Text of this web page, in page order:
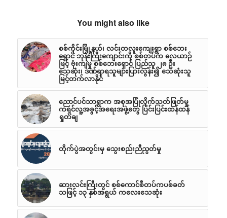
You might also like
စစ်ကိုင်းမြို့နယ်၊ လင်းတလူးကျေးရွာ စစ်ဘေး
ရှောင် ဘုန်းကြီးကျောင်းကို စစ်တပ်က လေယာဉ်
ဖြင့် ဗုံးကျဲမှု စစ်ဘေးရှောင် ပြည်သူ ၂၈ ဦး
သေဆုံး၊ ဒဏ်ရာရသူများပြားလွန်း၍ သေဆုံးသူ
မြင့်တက်လာနိုင်
ညောင်ပင်သာရွာက အစုအပြုံလိုက်သတ်ဖြတ်မှု
ကရင်လူ့အခွင့်အရေးအဖွဲ့တွေ ပြင်းပြင်းထန်ထန်
ရှုတ်ချ
တိုက်ပွဲအတွင်းမှ သွေးစည်းညီညွတ်မှု
ဆားလင်းကြီးတွင် စစ်ကောင်စီတပ်ကပစ်ခတ်
သဖြင့် ၁၃ နှစ်အရွယ် ကလေးသေဆုံး